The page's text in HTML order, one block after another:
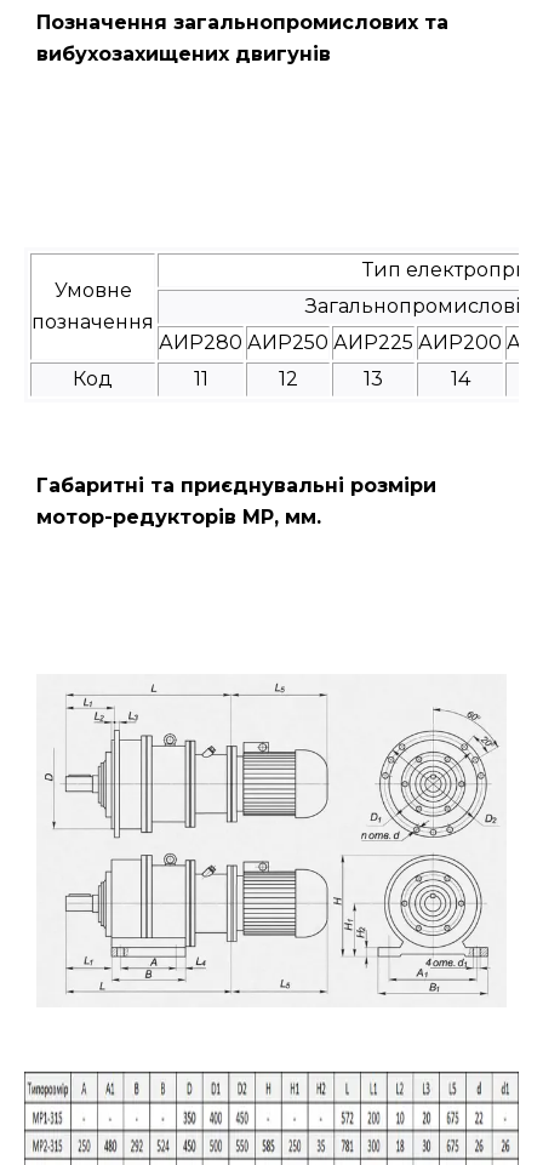
Позначення загальнопромислових та
вибухозахищених двигунів
Умовне
позначення
Тип
Загальнопромислові
АИР280 АИР250 АИР225 АИР200
Код
11 12 13 14
Габаритні та приєднувальні розміри
мотор-редукторів МР, мм.